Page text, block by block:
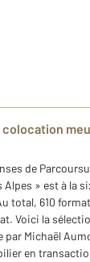
colocation
de
Alpes » est à la
total, 610
Voici la
par Michaël
en